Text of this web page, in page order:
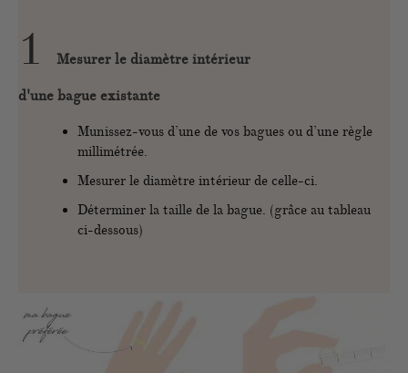
1
Mesurer le diamètre intérieur
d'une bague existante
Munissez-vous d’une de vos bagues ou d’une règle
millimétrée.
Mesurer le diamètre intérieur de celle-ci.
Déterminer la taille de la bague. (grâce au tableau
ci-dessous)